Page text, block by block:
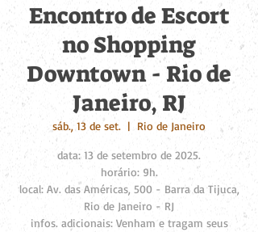
Encontro de Escort
no Shopping
Downtown - Rio de
Janeiro, RJ
sáb., 13 de set.
  |
Rio de Janeiro
data: 13 de setembro de 2025.
horário: 9h.
local: Av. das Américas, 500 - Barra da Tijuca,
Rio de Janeiro - RJ
infos. adicionais: Venham e tragam seus